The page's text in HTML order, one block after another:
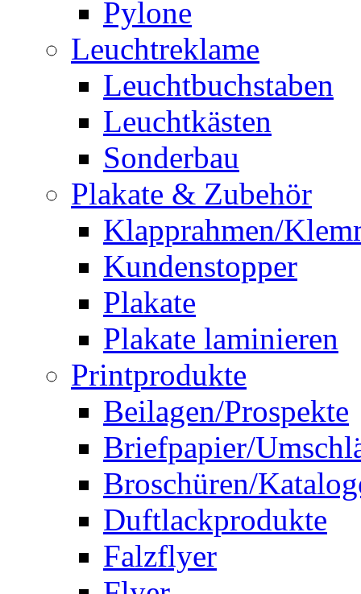
Pylone
Leuchtreklame
Leuchtbuchstaben
Leuchtkästen
Sonderbau
Plakate & Zubehör
Klapprahmen/
Kundenstopper
Plakate
Plakate laminieren
Printprodukte
Beilagen/Prospekte
Briefpapier/
Broschüren/
Duftlackprodukte
Falzflyer